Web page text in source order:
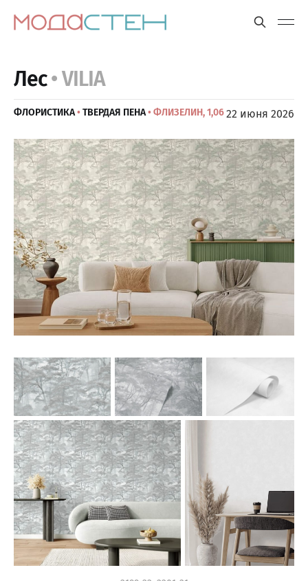
Лес• VILIA
ФЛОРИСТИКА• ТВЕРДАЯ ПЕНА• ФЛИЗЕЛИН, 1,0622 июня 2026